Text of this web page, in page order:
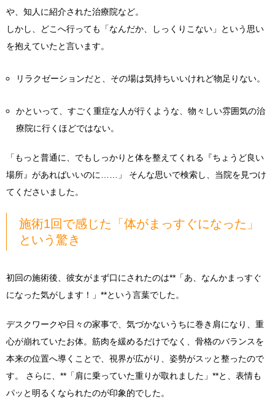
や、知人に紹介された治療院など。
しかし、どこへ行っても「なんだか、しっくりこない」という思い
を抱えていたと言います。
リラクゼーションだと、その場は気持ちいいけれど物足りない。
かといって、すごく重症な人が行くような、物々しい雰囲気の治
療院に行くほどではない。
「もっと普通に、でもしっかりと体を整えてくれる『ちょうど良い
場所』があればいいのに……」 そんな思いで検索し、当院を見つけ
てくださいました。
施術1回で感じた「体がまっすぐになった」
という驚き
初回の施術後、彼女がまず口にされたのは**「あ、なんかまっすぐ
になった気がします！」**という言葉でした。
デスクワークや日々の家事で、気づかないうちに巻き肩になり、重
心が崩れていたお体。筋肉を緩めるだけでなく、骨格のバランスを
本来の位置へ導くことで、視界が広がり、姿勢がスッと整ったので
す。 さらに、**「肩に乗っていた重りが取れました」**と、表情も
パッと明るくなられたのが印象的でした。